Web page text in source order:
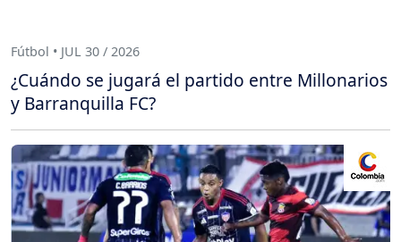
Fútbol • JUL 30 / 2026
¿Cuándo se jugará el partido entre Millonarios
y Barranquilla FC?